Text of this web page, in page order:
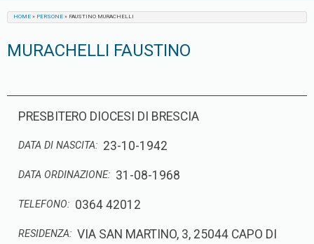
HOME » PERSONE » FAUSTINO MURACHELLI
MURACHELLI FAUSTINO
PRESBITERO DIOCESI DI BRESCIA
DATA DI NASCITA: 23-10-1942
DATA ORDINAZIONE: 31-08-1968
TELEFONO: 0364 42012
RESIDENZA: VIA SAN MARTINO, 3, 25044 CAPO DI